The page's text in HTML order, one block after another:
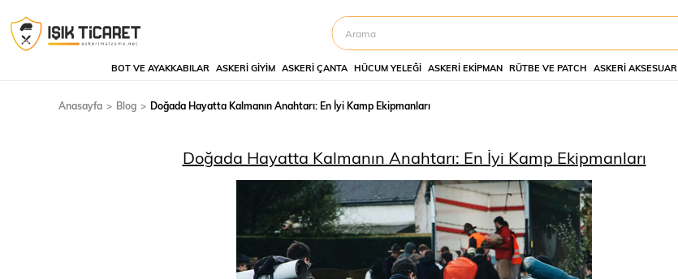
BOT VE AYAKKABILAR ASKERI GIYIM ASKERI ÇANTA HÜCUM YELEĞI ASKERI EKIPMAN RÜTBE VE PATCH ASKERI AKSESUAR
Anasayfa Blog Doğada Hayatta Kalmanın Anahtarı: En İyi Kamp Ekipmanları
Doğada Hayatta Kalmanın Anahtarı: En İyi Kamp Ekipmanları